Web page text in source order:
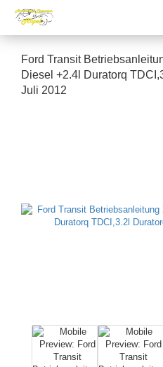
Ford Transit
Diesel +2.4l Duratorq
Juli 2012